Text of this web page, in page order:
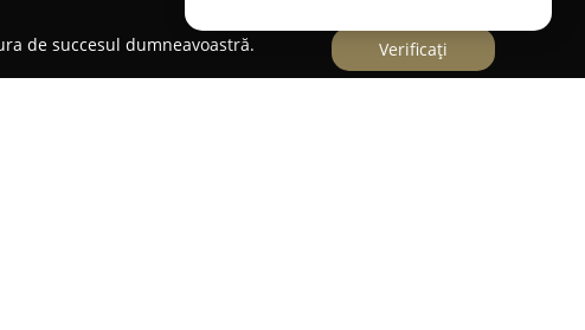
de succesul dumneavoastră.
Verificați